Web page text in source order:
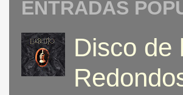
ENTRADAS
Disco de